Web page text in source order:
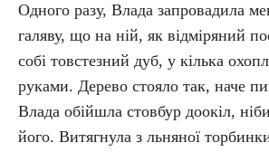
Одного разу, Влада запровадила
галяву, що на ній, як відміряний
собі товстезний дуб, у кілька
руками. Дерево стояло так, наче
Влада обійшла стовбур доокіл,
його. Витягнула з льняної